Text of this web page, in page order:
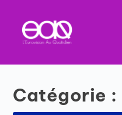
Catégorie :